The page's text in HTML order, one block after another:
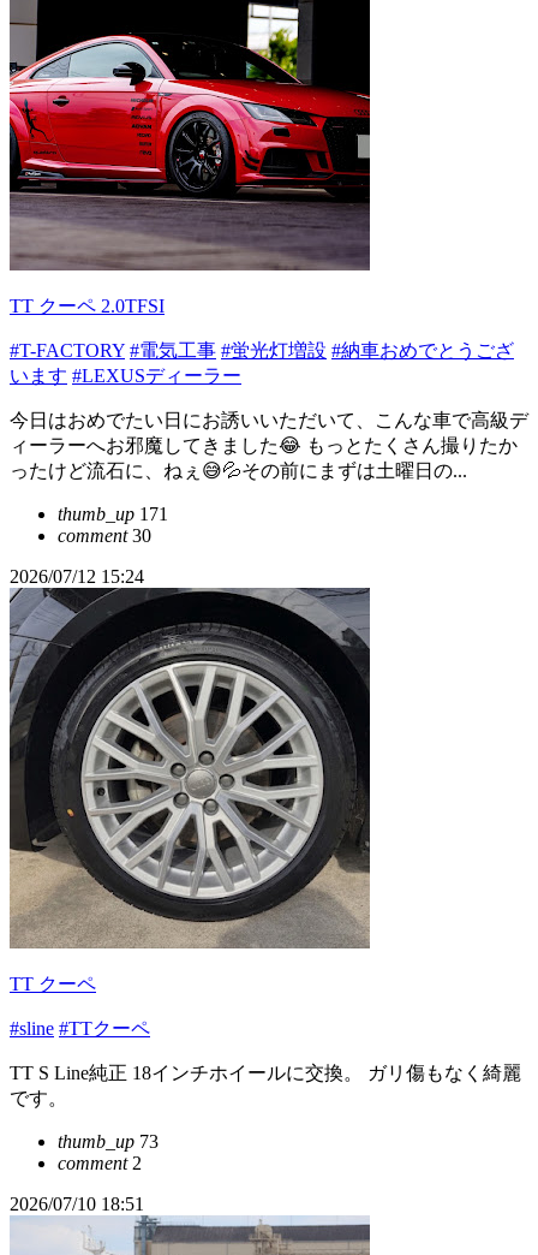
TT クーペ 2.0TFSI
#T-FACTORY #電気工事 #蛍光灯増設 #納車おめでとうござ
います #LEXUSディーラー
今日はおめでたい日にお誘いいただいて、こんな車で高級デ
ィーラーへお邪魔してきました😂 もっとたくさん撮りたか
ったけど流石に、ねぇ😅💦その前にまずは土曜日の...
thumb_up 171
comment30
2026/07/12 15:24
TT クーペ
#sline #TTクーペ
TT S Line純正 18インチホイールに交換。 ガリ傷もなく綺麗
です。
thumb_up 73
comment2
2026/07/10 18:51